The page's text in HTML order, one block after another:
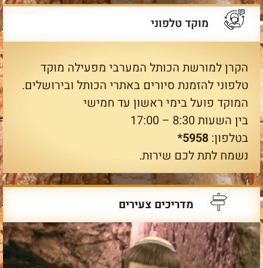
מוקד טלפוני
הקרן למורשת הכותל המערבי מפעילה מוקד
טלפוני להזמנת סיורים באתרי הכותל ובירושלים.
המוקד פועל בימי ראשון עד חמישי
בין השעות 8:30 – 17:00
בטלפון: 5958*
נשמח לתת לכם שירות.
מדריכים צעירים